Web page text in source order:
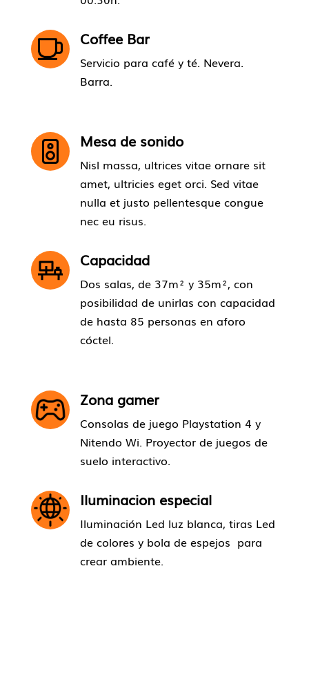
Coffee Bar
Servicio para café y té. Nevera.
Barra.
Mesa de sonido
Nisl massa, ultrices vitae ornare sit
amet, ultricies eget orci. Sed vitae
nulla et justo pellentesque congue
nec eu risus.
Capacidad
Dos salas, de 37m² y 35m², con
posibilidad de unirlas con capacidad
de hasta 85 personas en aforo
cóctel.
Zona gamer
Consolas de juego Playstation 4 y
Nitendo Wi. Proyector de juegos de
suelo interactivo.
Iluminacion especial
Iluminación Led luz blanca, tiras Led
de colores y bola de espejos para
crear ambiente.